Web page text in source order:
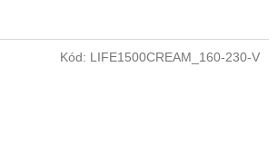
Kód: LIFE1500CREAM_160-230-V